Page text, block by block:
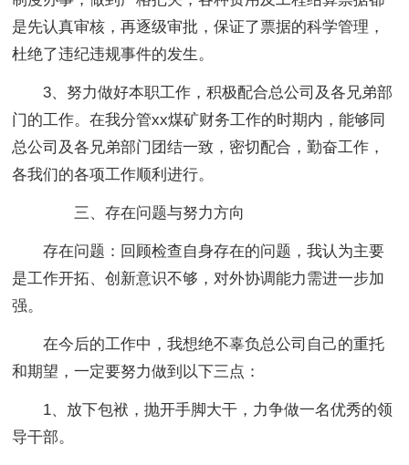
是先认真审核，再逐级审批，保证了票据的科学管理，
杜绝了违纪违规事件的发生。
3、努力做好本职工作，积极配合总公司及各兄弟部
门的工作。在我分管xx煤矿财务工作的时期内，能够同
总公司及各兄弟部门团结一致，密切配合，勤奋工作，
各我们的各项工作顺利进行。
三、存在问题与努力方向
存在问题：回顾检查自身存在的问题，我认为主要
是工作开拓、创新意识不够，对外协调能力需进一步加
强。
在今后的工作中，我想绝不辜负总公司自己的重托
和期望，一定要努力做到以下三点：
1、放下包袱，抛开手脚大干，力争做一名优秀的领
导干部。